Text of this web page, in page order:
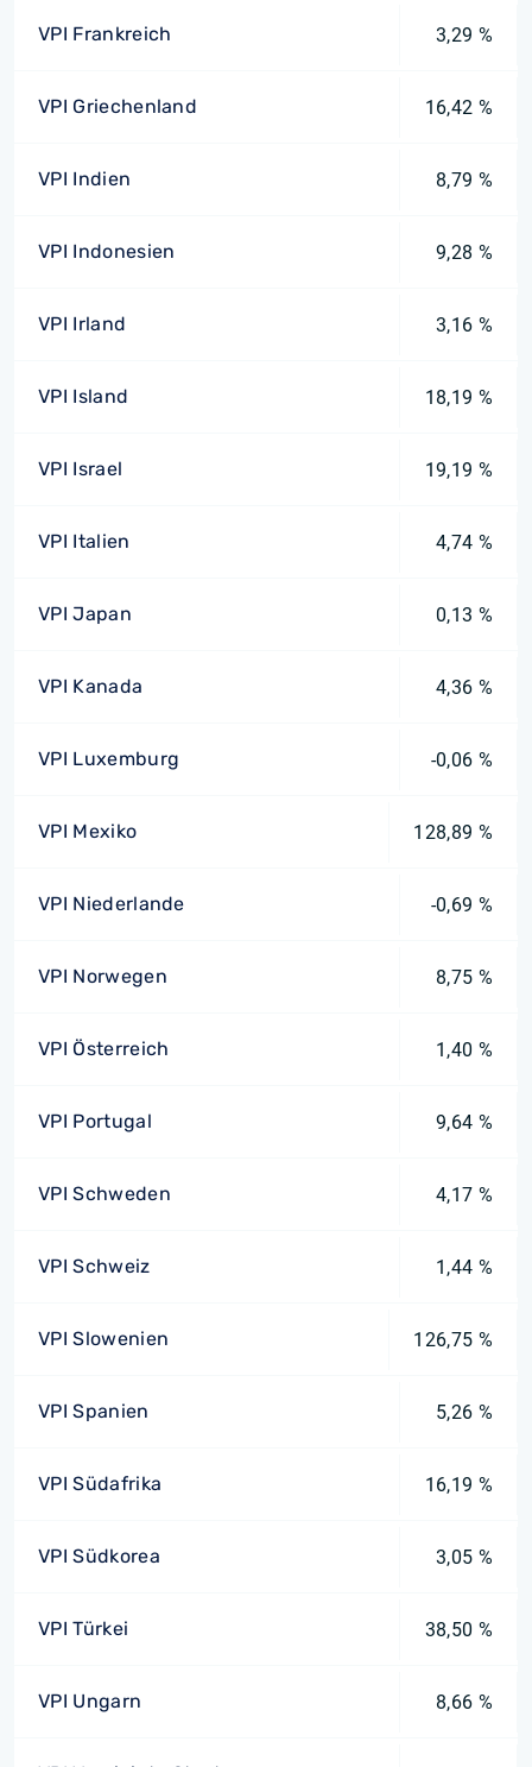
VPI Frankreich 3,29 %
VPI Griechenland 16,42 %
VPI Indien 8,79 %
VPI Indonesien 9,28 %
VPI Irland 3,16 %
VPI Island 18,19 %
VPI Israel 19,19 %
VPI Italien 4,74 %
VPI Japan 0,13 %
VPI Kanada 4,36 %
VPI Luxemburg -0,06 %
VPI Mexiko 128,89 %
VPI Niederlande -0,69 %
VPI Norwegen 8,75 %
VPI Österreich 1,40 %
VPI Portugal 9,64 %
VPI Schweden 4,17 %
VPI Schweiz 1,44 %
VPI Slowenien 126,75 %
VPI Spanien 5,26 %
VPI Südafrika 16,19 %
VPI Südkorea 3,05 %
VPI Türkei 38,50 %
VPI Ungarn 8,66 %